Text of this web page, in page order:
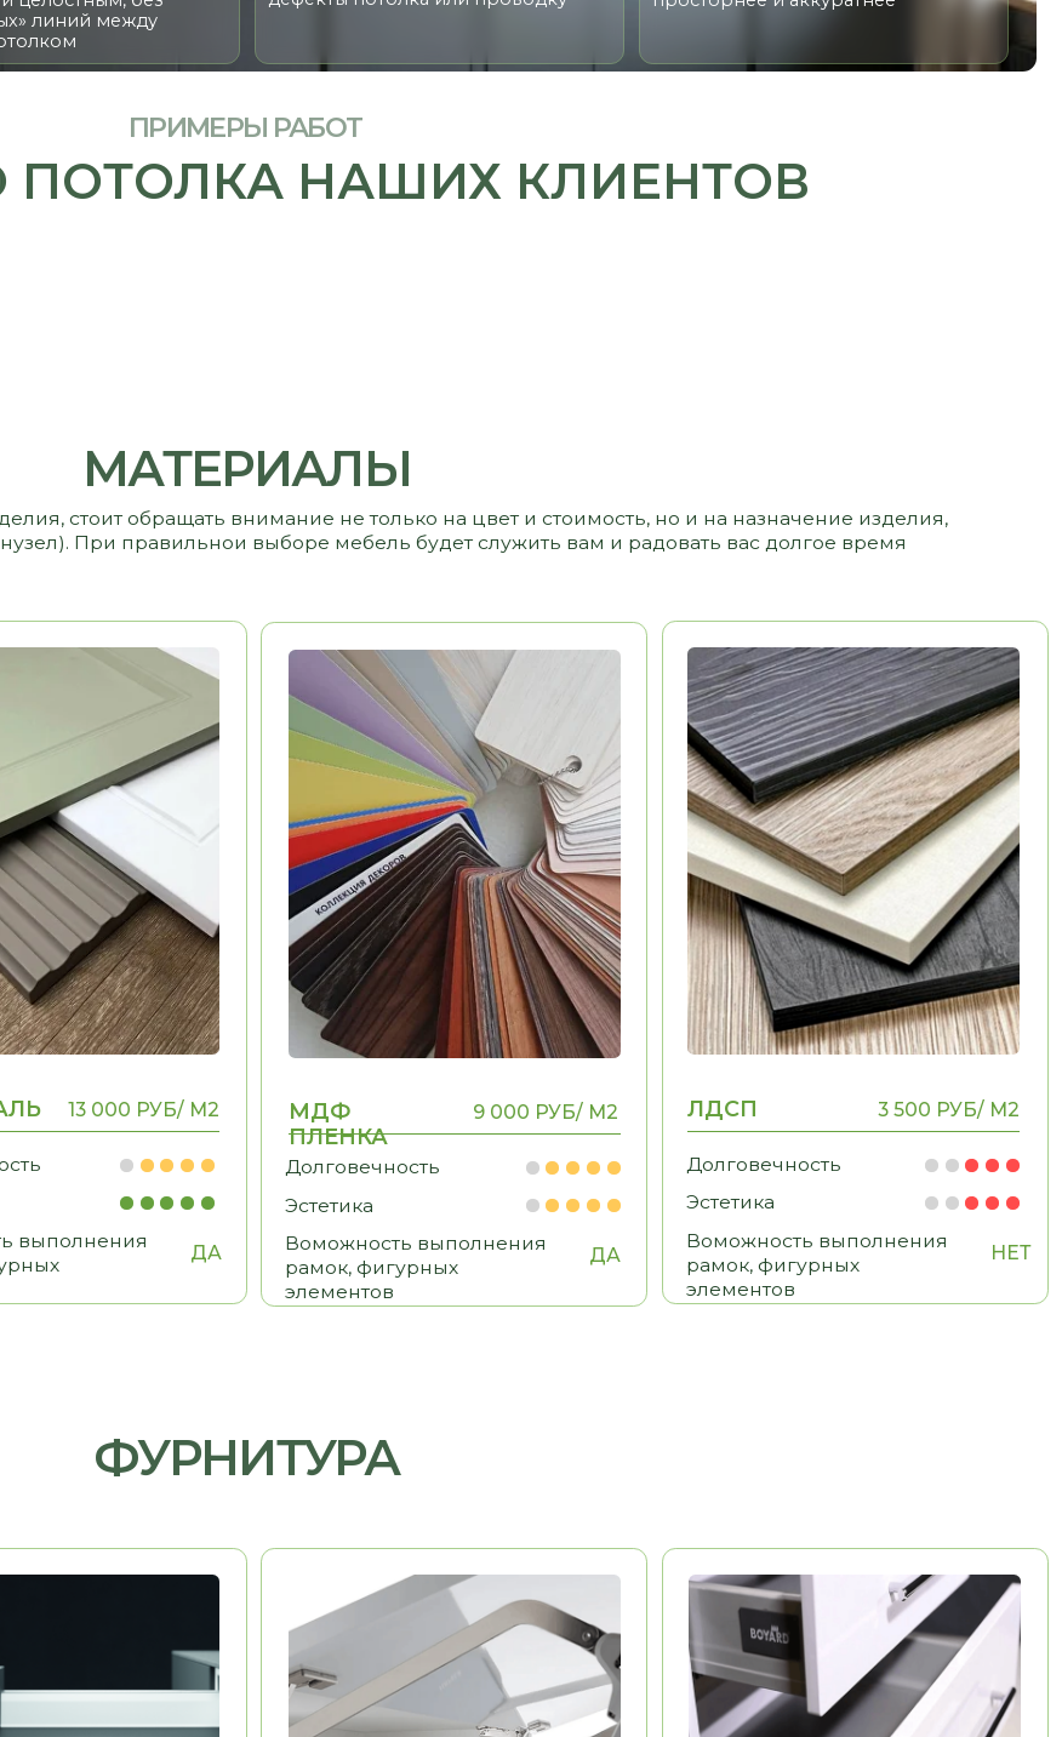
НАШИХ КЛИЕНТОВ
3 500 РУБ/ М2
ЛДСП
Эстетика
Воможность выполнения
рамок, фигурных
элементов
НЕТ
Долговечность
ДА
13 000 РУБ/ М2 9 000 РУБ/ М2
Воможность выполнения
рамок, фигурных
элементов
ДА
Долговечность
Эстетика
ФУРНИТУРА
Китай
BOYARD
Германия